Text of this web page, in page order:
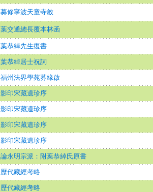
募修寧波天童寺啟
葉交通總長覆本林函
葉恭綽先生復書
葉恭綽居士祝詞
福州法界學苑募緣啟
影印宋藏遺珍序
影印宋藏遺珍序
影印宋藏遺珍序
影印宋藏遺珍序
論永明宗派：附葉恭綽氏原書
歷代藏經考略
歷代藏經考略